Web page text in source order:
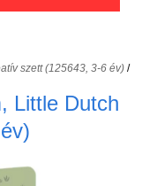
szett (125643, 3-6 év) /
Little Dutch